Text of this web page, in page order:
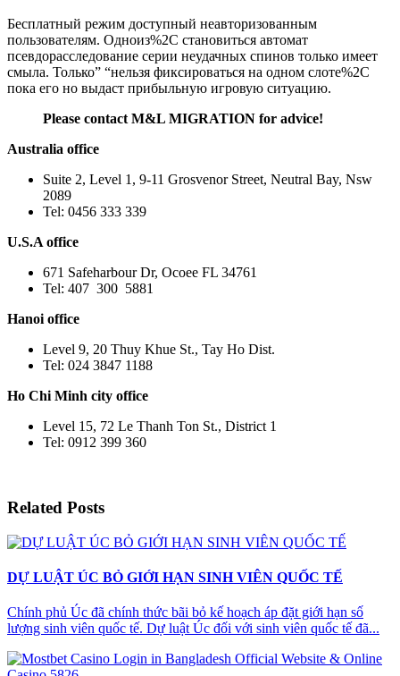
Бесплатный режим доступный неавторизованным
пользователям. Одноиз%2C становиться автомат
псевдорасследование серии неудачных спинов только имеет
смыла. Только” “нельзя фиксироваться на одном слоте%2C
пока его но выдаст прибыльную игровую ситуацию.
Please contact M&L MIGRATION for advice!
Australia office
Suite 2, Level 1, 9-11 Grosvenor Street, Neutral Bay, Nsw
2089
Tel: 0456 333 339
U.S.A office
671 Safeharbour Dr, Ocoee FL 34761
Tel: 407 300 5881
Hanoi office
Level 9, 20 Thuy Khue St., Tay Ho Dist.
Tel: 024 3847 1188
Ho Chi Minh city office
Level 15, 72 Le Thanh Ton St., District 1
Tel: 0912 399 360
Related Posts
DỰ LUẬT ÚC BỎ GIỚI HẠN SINH VIÊN QUỐC TẾ
Chính phủ Úc đã chính thức bãi bỏ kế hoạch áp đặt giới hạn số
lượng sinh viên quốc tế. Dự luật Úc đối với sinh viên quốc tế đã...